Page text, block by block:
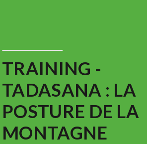
TRAINING -
TADASANA : LA
POSTURE DE LA
MONTAGNE